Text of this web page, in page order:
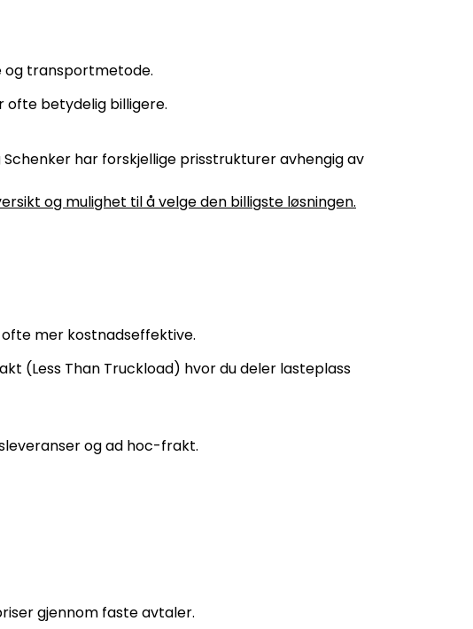
og transportmetode.
ofte betydelig billigere.
Schenker har forskjellige prisstrukturer avhengig av
og mulighet til å velge den billigste løsningen.
mer kostnadseffektive.
(Less Than Truckload) hvor du deler lasteplass
og ad hoc-frakt.
gjennom faste avtaler.